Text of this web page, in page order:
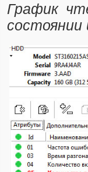
График
состоянии